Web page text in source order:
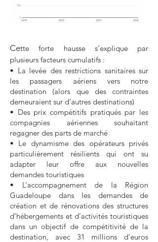
Cette forte hausse s’explique par
plusieurs facteurs cumulatifs :
• La levée des restrictions sanitaires sur
les passagers aériens vers notre
destination (alors que des contraintes
demeuraient sur d’autres destinations)
• Des prix compétitifs pratiqués par les
compagnies aériennes souhaitant
regagner des parts de marché
• Le dynamisme des opérateurs privés
particulièrement résilients qui ont su
adapter leur offre aux nouvelles
demandes touristiques
• L’accompagnement de la Région
Guadeloupe dans les demandes de
création et de rénovations des structures
d’hébergements et d’activités touristiques
dans un objectif de compétitivité de la
destination, avec 31 millions d’euros